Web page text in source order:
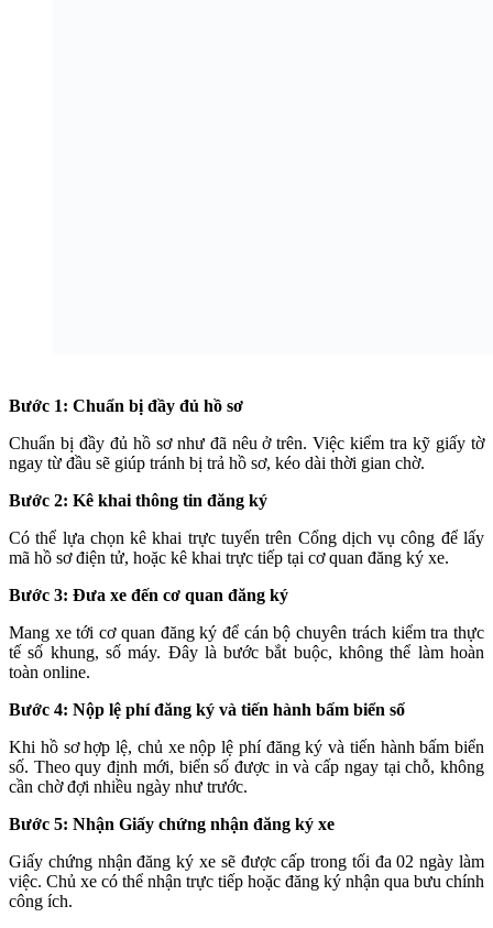
Bước 1: Chuẩn bị đầy đủ hồ sơ
Chuẩn bị đầy đủ hồ sơ như đã nêu ở trên. Việc kiểm tra kỹ giấy tờ
ngay từ đầu sẽ giúp tránh bị trả hồ sơ, kéo dài thời gian chờ.
Bước 2: Kê khai thông tin đăng ký
Có thể lựa chọn kê khai trực tuyến trên Cổng dịch vụ công để lấy
mã hồ sơ điện tử, hoặc kê khai trực tiếp tại cơ quan đăng ký xe.
Bước 3: Đưa xe đến cơ quan đăng ký
Mang xe tới cơ quan đăng ký để cán bộ chuyên trách kiểm tra thực
tế số khung, số máy. Đây là bước bắt buộc, không thể làm hoàn
toàn online.
Bước 4: Nộp lệ phí đăng ký và tiến hành bấm biển số
Khi hồ sơ hợp lệ, chủ xe nộp lệ phí đăng ký và tiến hành bấm biển
số. Theo quy định mới, biển số được in và cấp ngay tại chỗ, không
cần chờ đợi nhiều ngày như trước.
Bước 5: Nhận Giấy chứng nhận đăng ký xe
Giấy chứng nhận đăng ký xe sẽ được cấp trong tối đa 02 ngày làm
việc. Chủ xe có thể nhận trực tiếp hoặc đăng ký nhận qua bưu chính
công ích.